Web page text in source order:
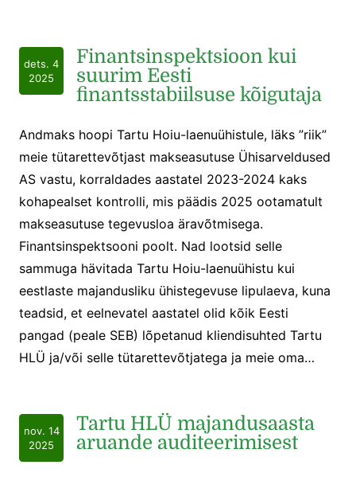
dets. 4
2025
Finantsinspektsioon kui
suurim Eesti
finantsstabiilsuse kõigutaja
Andmaks hoopi Tartu Hoiu-laenuühistule, läks ”riik”
meie tütarettevõtjast makseasutuse Ühisarveldused
AS vastu, korraldades aastatel 2023-2024 kaks
kohapealset kontrolli, mis päädis 2025 ootamatult
makseasutuse tegevusloa äravõtmisega.
Finantsinspektsooni poolt. Nad lootsid selle
sammuga hävitada Tartu Hoiu-laenuühistu kui
eestlaste majandusliku ühistegevuse lipulaeva, kuna
teadsid, et eelnevatel aastatel olid kõik Eesti
pangad (peale SEB) lõpetanud kliendisuhted Tartu
HLÜ ja/või selle tütarettevõtjatega ja meie oma…
nov. 14
2025
Tartu HLÜ majandusaasta
aruande auditeerimisest